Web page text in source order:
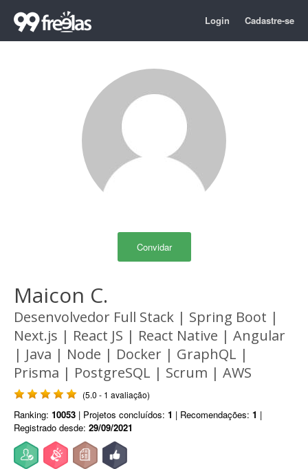
Login Cadastre-se
Convidar
Maicon C.
Desenvolvedor Full Stack | Spring Boot |
Next.js | React JS | React Native | Angular
| Java | Node | Docker | GraphQL |
Prisma | PostgreSQL | Scrum | AWS
(5.0 - 1 avaliação)
Ranking: 10053 | Projetos concluídos: 1 | Recomendações: 1 |
Registrado desde: 29/09/2021